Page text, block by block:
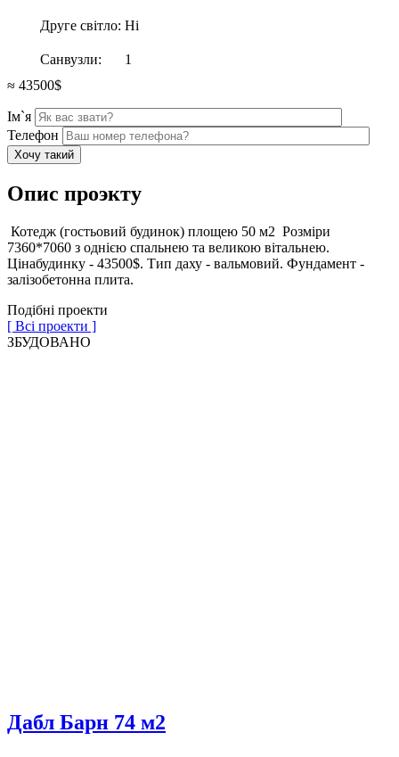
Друге світло: Ні
Санвузли:
1
≈ 43500$
Ім`я
Телефон
Опис проэкту
Котедж (гостьовий будинок) площею 50 м2 Розміри
7360*7060 з однією спальнею та великою вітальнею.
Цінабудинку - 43500$. Тип даху - вальмовий. Фундамент -
залізобетонна плита.
Подібні проекти
[ Всі проекти ]
ЗБУДОВАНО
Дабл Барн 74 м2